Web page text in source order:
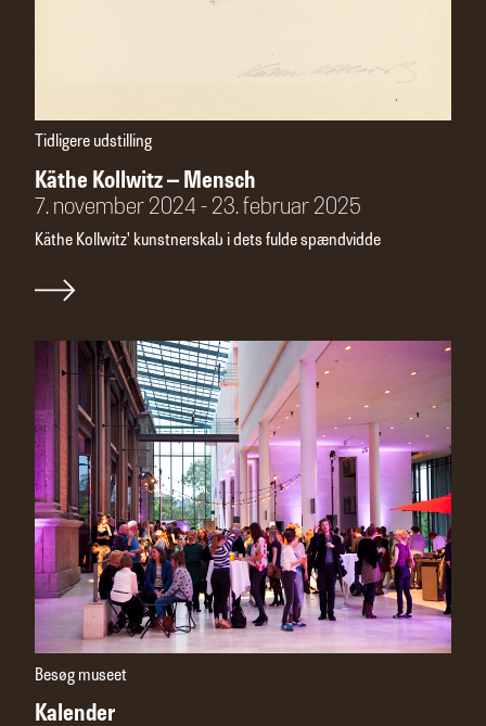
Tidligere udstilling
Käthe Kollwitz – Mensch
7. november 2024 - 23. februar 2025
Käthe Kollwitz' kunstnerskab i dets fulde spændvidde
Besøg museet
Kalender